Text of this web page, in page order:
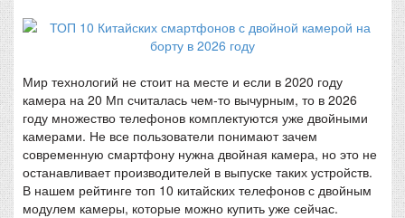
Мир технологий не стоит на месте и если в 2020 году
камера на 20 Мп считалась чем-то вычурным, то в 2026
году множество телефонов комплектуются уже двойными
камерами. Не все пользователи понимают зачем
современную смартфону нужна двойная камера, но это не
останавливает производителей в выпуске таких устройств.
В нашем рейтинге топ 10 китайских телефонов с двойным
модулем камеры, которые можно купить уже сейчас.